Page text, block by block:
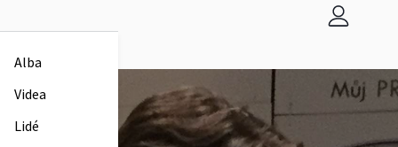
Alba
Videa
Lidé